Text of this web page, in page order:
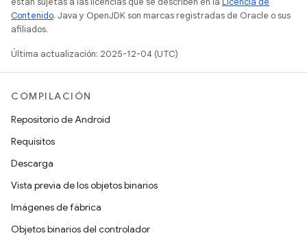
Contenido. Java y OpenJDK son marcas registradas de Oracle o sus
afiliados.
Última actualización: 2025-12-04 (UTC)
COMPILACIÓN
Repositorio de Android
Requisitos
Descarga
Vista previa de los objetos binarios
Imágenes de fábrica
Objetos binarios del controlador